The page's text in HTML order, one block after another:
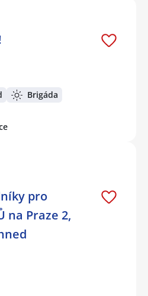
Brigáda
pro
na Praze 2,